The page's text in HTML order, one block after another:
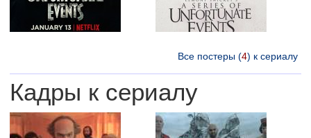
Все постеры (4) к сериалу
Кадры к сериалу